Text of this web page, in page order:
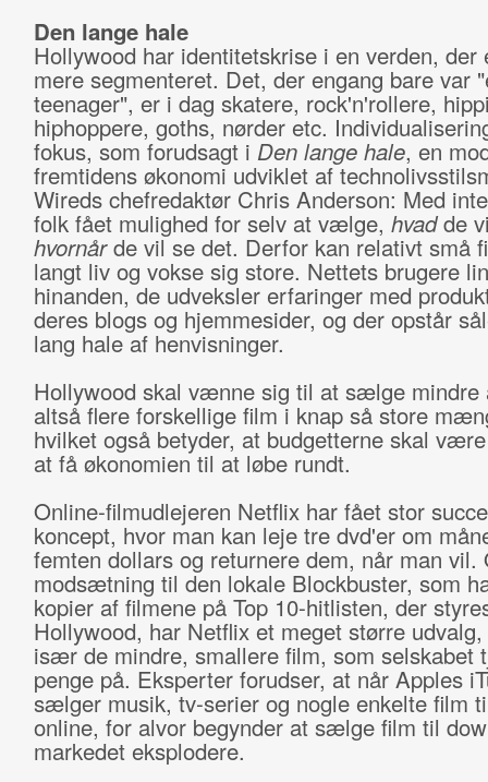
Den lange hale
Hollywood har identitetskrise i en verden, der
mere segmenteret. Det, der engang bare var
teenager", er i dag skatere, rock'n'rollere,
hiphoppere, goths, nørder etc.
fokus, som forudsagt i Den lange hale, en
fremtidens økonomi udviklet af
Wireds chefredaktør Chris Anderson: Med
folk fået mulighed for selv at vælge, hvadde
hvornårde vil se det. Derfor kan relativt små
langt liv og vokse sig store. Nettets brugere
hinanden, de udveksler erfaringer med
deres blogs og hjemmesider, og der opstår
lang hale af henvisninger.
Hollywood skal vænne sig til at sælge mindre
altså flere forskellige film i knap så store
hvilket også betyder, at budgetterne skal
at få økonomien til at løbe rundt.
Online-filmudlejeren Netflix har fået stor
koncept, hvor man kan leje tre dvd'er om
femten dollars og returnere dem, når man vil.
modsætning til den lokale Blockbuster, som
kopier af filmene på Top 10-hitlisten, der
Hollywood, har Netflix et meget større
især de mindre, smallere film, som selskabet
penge på. Eksperter forudser, at når Apples
sælger musik, tv-serier og nogle enkelte film
online, for alvor begynder at sælge film til
markedet eksplodere.